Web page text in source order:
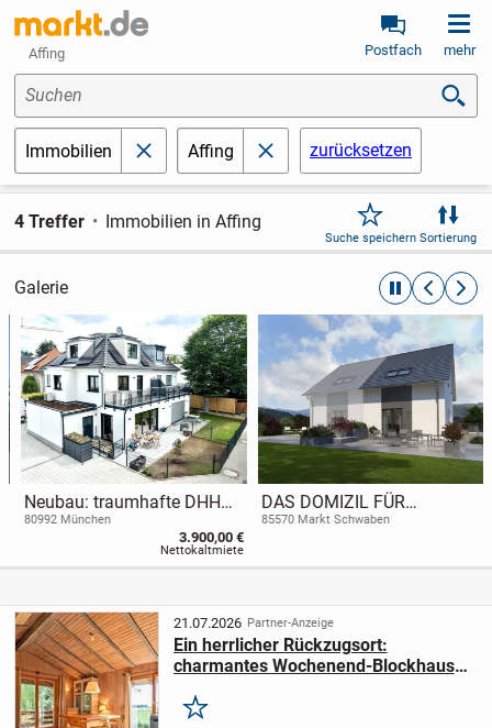
Affing Postfach mehr
Suchen
Immobilien schließen
Affing schließenzurücksetzen
4 Treffer Immobilien in Affing
Suche speichern Sortierung
Galerie automatische
Neubau: traumhafte DHH
mit hochwertiger
Ausstattung, voll möbliert,
mit Balkon und Garten zur
80992 München
3.900,00 €
Nettokaltmiete
DAS DOMIZIL FÜR
KLEINFAMILIEN
85570 Markt Schwaben
21.07.2026 Partner-Anzeige
Ein herrlicher Rückzugsort:
charmantes Wochenend-Blockhaus
Merken